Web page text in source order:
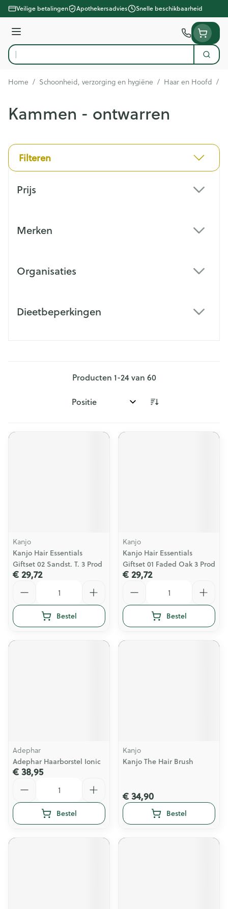
Ga naar de inhoud
Veilige betalingen Apothekersadvies Snelle beschikbaarheid
Menu
Product, merk, categorie... Zoek
Home / Schoonheid, verzorging en hygiëne / Haar en Hoofd /
Kammen - ontwarren
Filteren
Prijs
Merken
Organisaties
Dieetbeperkingen
Producten 1-24van 60
Sorteer op:
Kanjo
Kanjo Hair Essentials
Giftset 02 Sandst. T. 3 Prod
€ 29,72
Bestel
Kanjo
Kanjo Hair Essentials
Giftset 01 Faded Oak 3 Prod
€ 29,72
Bestel
Adephar
Adephar Haarborstel Ionic
€ 38,95
Bestel
Kanjo
Kanjo The Hair Brush
€ 34,90
Bestel